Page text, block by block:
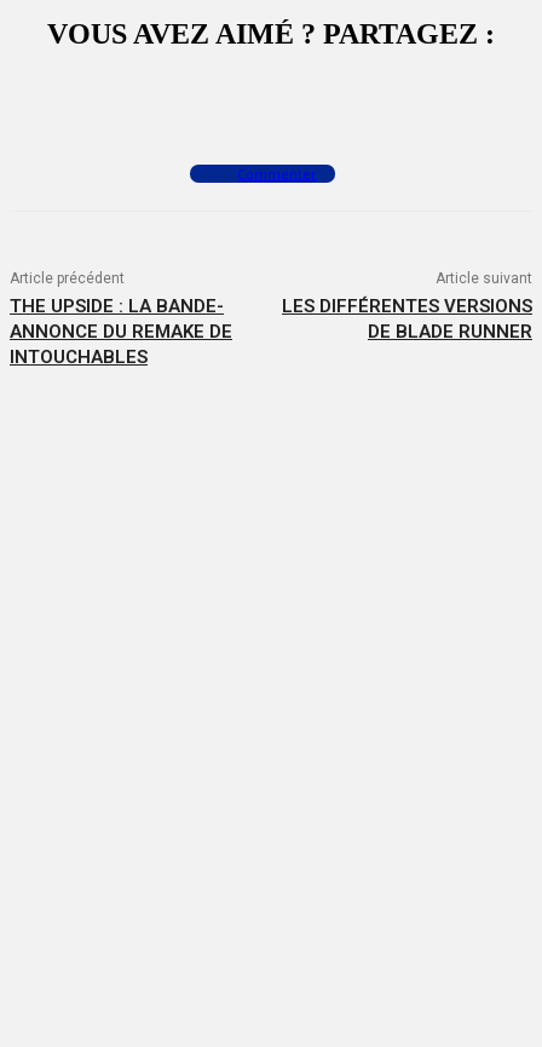
VOUS AVEZ AIMÉ ? PARTAGEZ :
Commenter
Article précédent
THE UPSIDE : LA BANDE-
ANNONCE DU REMAKE DE
INTOUCHABLES
Article suivant
LES DIFFÉRENTES VERSIONS
DE BLADE RUNNER